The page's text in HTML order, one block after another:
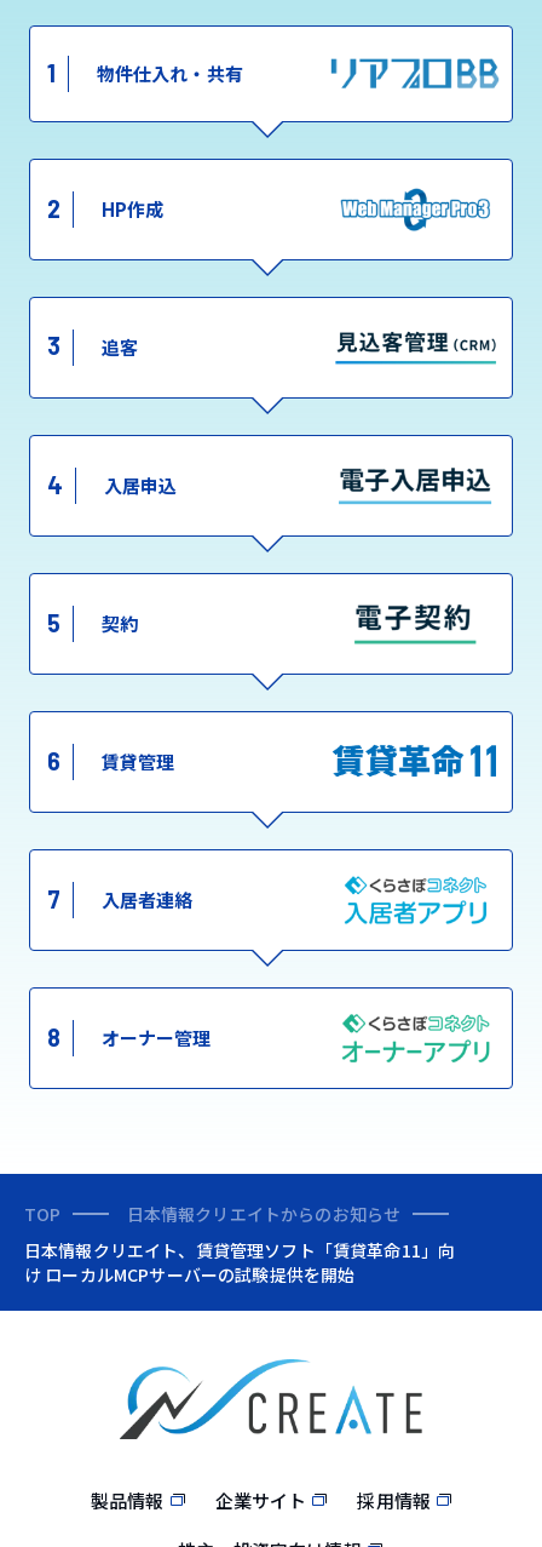
1 物件仕入れ・共有
2 HP作成
3 追客
4 入居申込
5 契約
6 賃貸管理
7 入居者連絡
8 オーナー管理
TOP
日本情報クリエイトからのお知らせ
日本情報クリエイト、賃貸管理ソフト「賃貸革命11」向
け ローカルMCPサーバーの試験提供を開始
製品情報 企業サイト
採用情報